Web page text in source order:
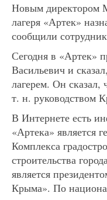
Новым директором
лагеря «Артек»
сообщили
Сегодня в «Артек»
Васильевич и
лагерем. Он сказал,
т. н. руководством
В Интернете есть
«Артека» является
Комплекса
строительства
является
Крыма». По